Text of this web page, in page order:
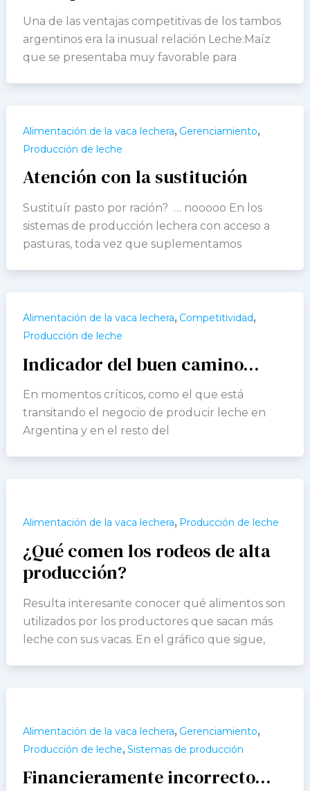
Una de las ventajas competitivas de los tambos
argentinos era la inusual relación Leche:Maíz
que se presentaba muy favorable para
Alimentación de la vaca lechera, Gerenciamiento,
Producción de leche
Atención con la sustitución
Sustituír pasto por ración? … nooooo En los
sistemas de producción lechera con acceso a
pasturas, toda vez que suplementamos
Alimentación de la vaca lechera, Competitividad,
Producción de leche
Indicador del buen camino…
En momentos críticos, como el que está
transitando el negocio de producir leche en
Argentina y en el resto del
Alimentación de la vaca lechera, Producción de leche
¿Qué comen los rodeos de alta
producción?
Resulta interesante conocer qué alimentos son
utilizados por los productores que sacan más
leche con sus vacas. En el gráfico que sigue,
Alimentación de la vaca lechera, Gerenciamiento,
Producción de leche, Sistemas de producción
Financieramente incorrecto…